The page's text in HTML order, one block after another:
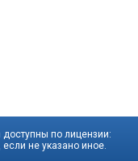
по лицензии:
, если не указано иное.